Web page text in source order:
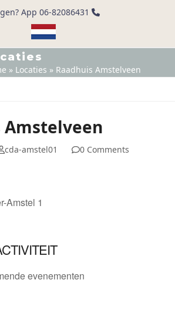
App 06-82086431
» Locaties » Raadhuis Amstelveen
Amstelveen
cda-amstel01 0 Comments
Amstel 1
evenementen